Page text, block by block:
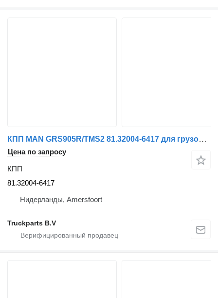
КПП MAN GRS905R/TMS2 81.32004-6417 для грузовика MAN TGS/TGX
Цена по запросу
КПП
81.32004-6417
Нидерланды, Amersfoort
Truckparts B.V